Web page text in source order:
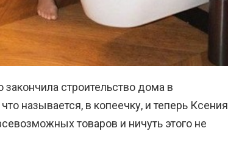
строительство дома в
называется, в копеечку, и теперь Ксения
товаров и ничуть этого не